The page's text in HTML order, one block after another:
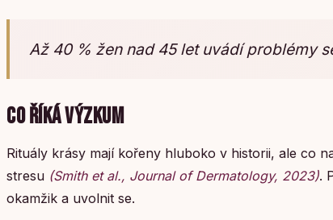
Až 40 % žen nad 45 let uvádí problémy
CO ŘÍKÁ VÝZKUM
Rituály krásy mají kořeny hluboko v historii, ale co
stresu (Smith et al., Journal of Dermatology, 2023).
okamžik a uvolnit se.